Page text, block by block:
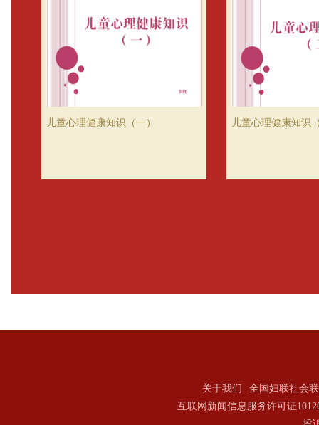
儿童心理健康知识（一） 儿童心理健康知识
关于我们
全国妇联社会
互联网新闻信息服务许可证